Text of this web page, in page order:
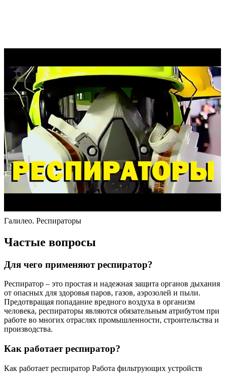
Галилео. Респираторы
Частые вопросы
Для чего применяют респиратор?
Респиратор – это простая и надежная защита органов дыхания
от опасных для здоровья паров, газов, аэрозолей и пыли.
Предотвращая попадание вредного воздуха в организм
человека, респираторы являются обязательным атрибутом при
работе во многих отраслях промышленности, строительства и
производства.
Как работает респиратор?
Как работает респиратор Работа фильтрующих устройств